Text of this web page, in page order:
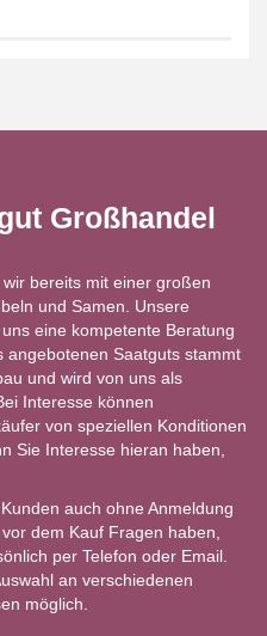
Großhandel
bereits mit einer großen
und Samen. Unsere
eine kompetente Beratung
angebotenen Saatguts stammt
und wird von uns als
Interesse können
von speziellen Konditionen
Sie Interesse hieran haben,
auch ohne Anmeldung
dem Kauf Fragen haben,
per Telefon oder Email.
an verschiedenen
möglich.